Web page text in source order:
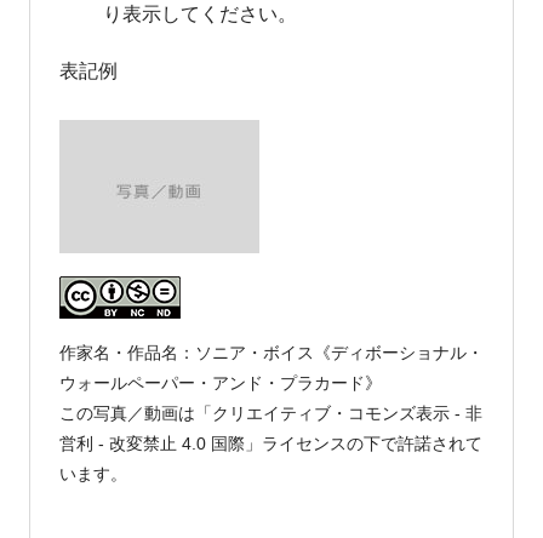
り表示してください。
表記例
作家名・作品名：ソニア・ボイス《ディボーショナル・
ウォールペーパー・アンド・プラカード》
この写真／動画は「クリエイティブ・コモンズ表示 - 非
営利 - 改変禁止 4.0 国際」ライセンスの下で許諾されて
います。